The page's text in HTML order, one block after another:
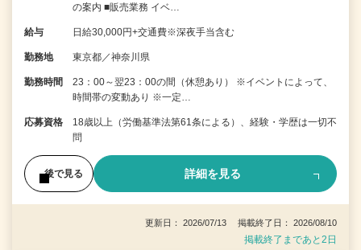
の案内 ■販売業務 イベ…
給与 日給30,000円+交通費※深夜手当含む
勤務地 東京都／神奈川県
勤務時間
23：00～翌23：00の間（休憩あり） ※イベントによって、
時間帯の変動あり ※一定…
応募資格
18歳以上（労働基準法第61条による）、経験・学歴は一切不
問
後で見る 詳細を見る
更新日： 2026/07/13 掲載終了日： 2026/08/10
掲載終了まであと2日